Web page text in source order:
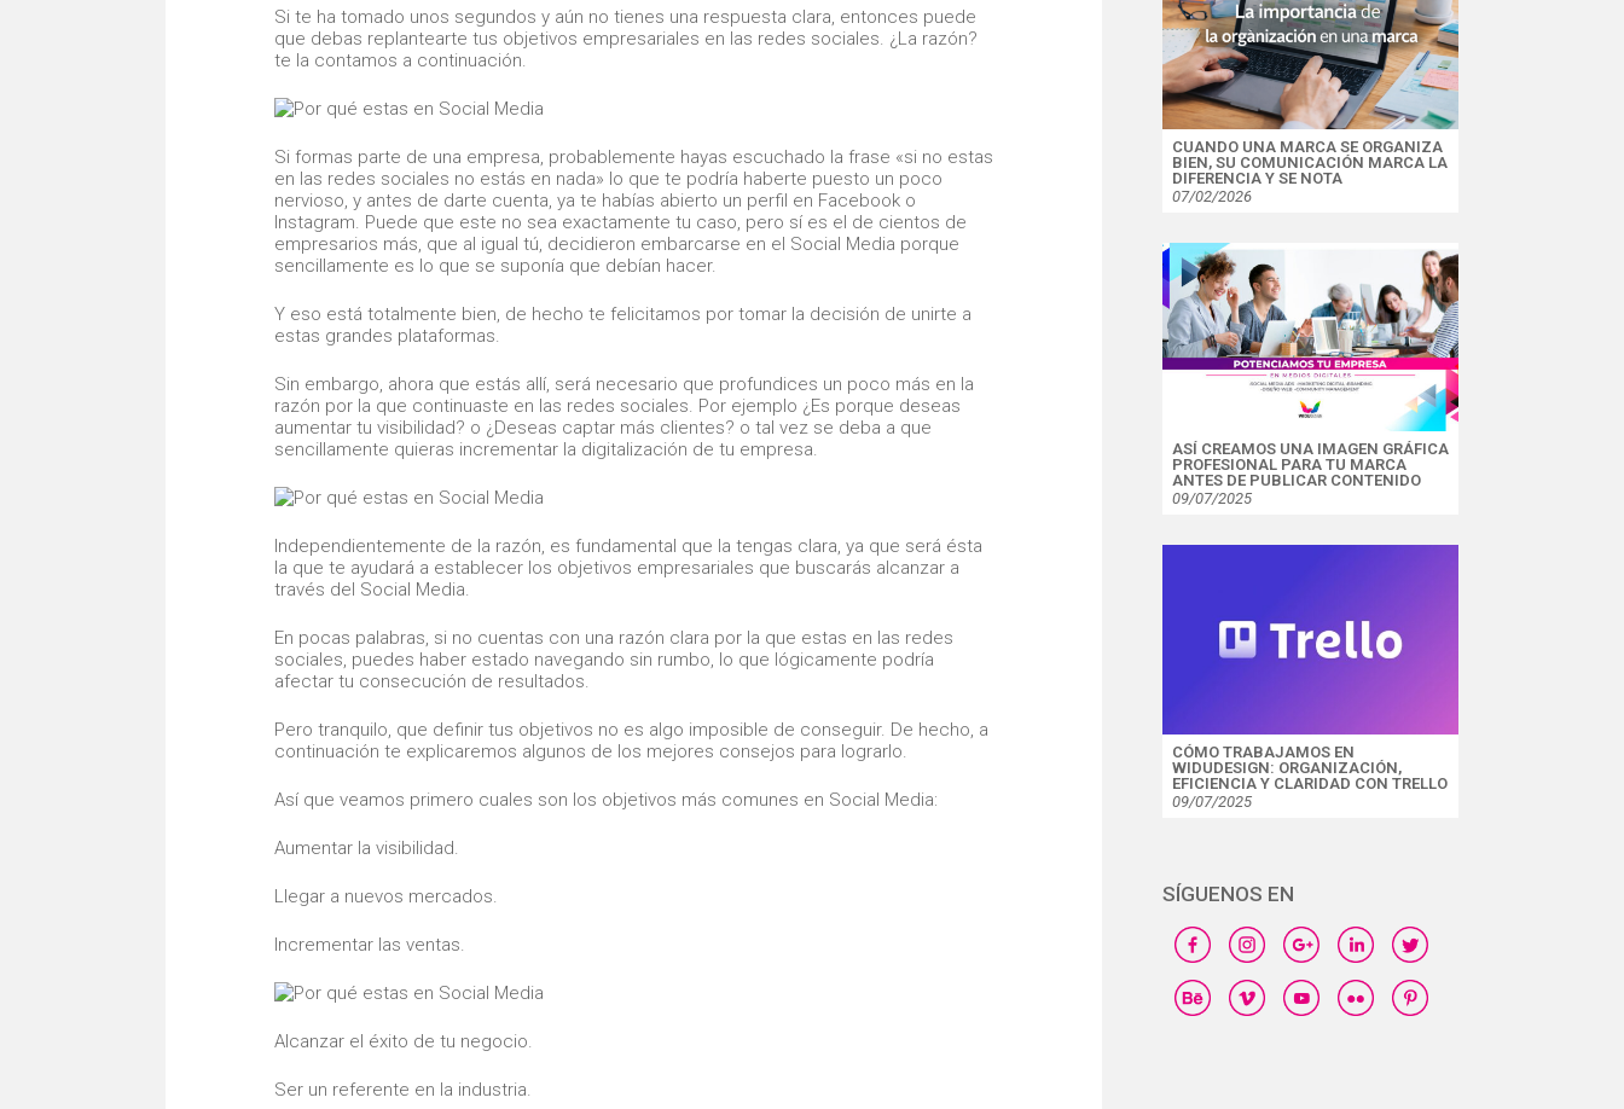
Si te ha tomado unos segundos y aún no tienes una respuesta clara, entonces puede
que debas replantearte tus objetivos empresariales en las redes sociales. ¿La razón?
te la contamos a continuación.
Si formas parte de una empresa, probablemente hayas escuchado la frase «si no estas
en las redes sociales no estás en nada» lo que te podría haberte puesto un poco
nervioso, y antes de darte cuenta, ya te habías abierto un perfil en Facebook o
Instagram. Puede que este no sea exactamente tu caso, pero sí es el de cientos de
empresarios más, que al igual tú, decidieron embarcarse en el Social Media porque
sencillamente es lo que se suponía que debían hacer.
Y eso está totalmente bien, de hecho te felicitamos por tomar la decisión de unirte a
estas grandes plataformas.
Sin embargo, ahora que estás allí, será necesario que profundices un poco más en la
razón por la que continuaste en las redes sociales. Por ejemplo ¿Es porque deseas
aumentar tu visibilidad? o ¿Deseas captar más clientes? o tal vez se deba a que
sencillamente quieras incrementar la digitalización de tu empresa.
Independientemente de la razón, es fundamental que la tengas clara, ya que será ésta
la que te ayudará a establecer los objetivos empresariales que buscarás alcanzar a
través del Social Media.
En pocas palabras, si no cuentas con una razón clara por la que estas en las redes
sociales, puedes haber estado navegando sin rumbo, lo que lógicamente podría
afectar tu consecución de resultados.
Pero tranquilo, que definir tus objetivos no es algo imposible de conseguir. De hecho, a
continuación te explicaremos algunos de los mejores consejos para lograrlo.
Así que veamos primero cuales son los objetivos más comunes en Social Media:
Aumentar la visibilidad.
Llegar a nuevos mercados.
Incrementar las ventas.
Alcanzar el éxito de tu negocio.
Ser un referente en la industria.
CUANDO UNA MARCA SE ORGANIZA
BIEN, SU COMUNICACIÓN MARCA LA
DIFERENCIA Y SE NOTA
07/02/2026
ASÍ CREAMOS UNA IMAGEN GRÁFICA
PROFESIONAL PARA TU MARCA
ANTES DE PUBLICAR CONTENIDO
09/07/2025
CÓMO TRABAJAMOS EN
WIDUDESIGN: ORGANIZACIÓN,
EFICIENCIA Y CLARIDAD CON TRELLO
09/07/2025
SÍGUENOS EN